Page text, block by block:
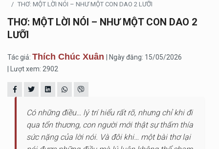
THƠ: MỘT LỜI NÓI – NHƯ MỘT CON DAO 2 LƯỠI
THƠ: MỘT LỜI NÓI – NHƯ MỘT CON DAO 2
LƯỠI
Tác giả: Thích Chúc Xuân
| Ngày đăng: 15/05/2026
| Lượt xem: 2902
Có những điều… lý trí hiểu rất rõ, nhưng chỉ khi đi
qua tổn thương, con người mới thật sự thấm thía
sức nặng của lời nói. Và đôi khi… một bài thơ lại